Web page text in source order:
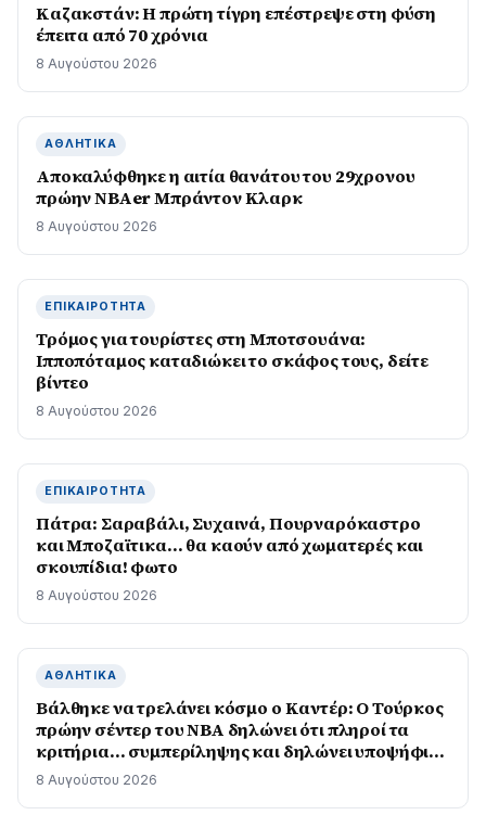
Καζακστάν: Η πρώτη τίγρη επέστρεψε στη φύση
έπειτα από 70 χρόνια
8 Αυγούστου 2026
ΑΘΛΗΤΙΚΆ
Αποκαλύφθηκε η αιτία θανάτου του 29χρονου
πρώην NBAer Μπράντον Κλαρκ
8 Αυγούστου 2026
ΕΠΙΚΑΙΡΌΤΗΤΑ
Τρόμος για τουρίστες στη Μποτσουάνα:
Ιπποπόταμος καταδιώκει το σκάφος τους, δείτε
βίντεο
8 Αυγούστου 2026
ΕΠΙΚΑΙΡΌΤΗΤΑ
Πάτρα: Σαραβάλι, Συχαινά, Πουρναρόκαστρο
και Μποζαϊτικα… θα καούν από χωματερές και
σκουπίδια! φωτο
8 Αυγούστου 2026
ΑΘΛΗΤΙΚΆ
Βάλθηκε να τρελάνει κόσμο ο Καντέρ: Ο Τούρκος
πρώην σέντερ του NBA δηλώνει ότι πληροί τα
κριτήρια… συμπερίληψης και δηλώνει υποψήφιος
να παίξει στο WNBA
8 Αυγούστου 2026